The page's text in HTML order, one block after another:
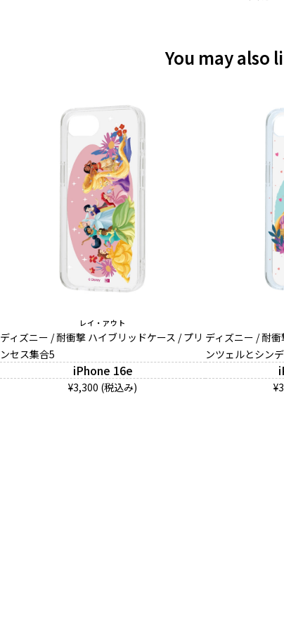
You may also
レイ・アウト
ディズニー / 耐衝撃 ハイブリッドケース / プリ
ンセス集合5
iPhone 16e
¥3,300 (税込み)
ディズニー / 耐
ンツェルとシン